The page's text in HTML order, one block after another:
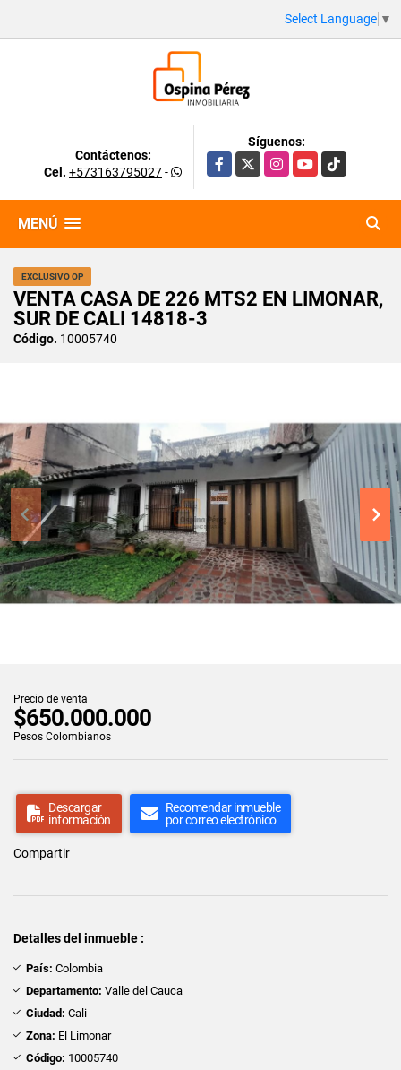
Select Language ▼
Contáctenos:
Cel. +573163795027-
Síguenos:
Facebook
X InstagramYouTubeTikTok
MENÚ
EXCLUSIVO OP
VENTA CASA DE 226 MTS2 EN LIMONAR,
SUR DE CALI 14818-3
Código. 10005740
Precio de venta
$650.000.000
Pesos Colombianos
Descargar
información
Recomendar inmueble
por correo electrónico
Compartir
Detalles del inmueble :
País: Colombia
Departamento: Valle del Cauca
Ciudad: Cali
Zona: El Limonar
Código: 10005740